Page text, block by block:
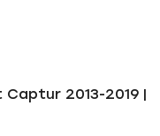
2013-2019 |